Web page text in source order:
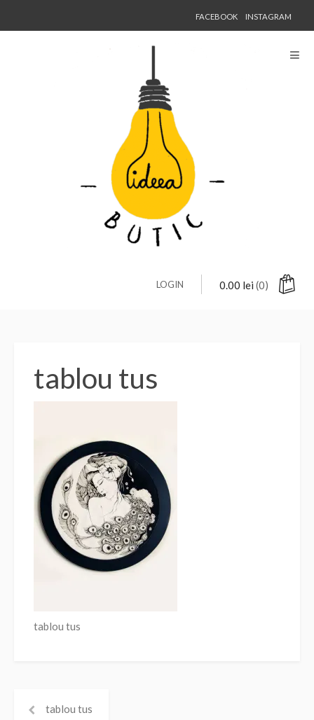
FACEBOOK INSTAGRAM
0.00 lei (0)
LOGIN
tablou tus
tablou tus
tablou tus